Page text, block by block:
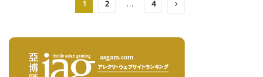
1 2 … 4